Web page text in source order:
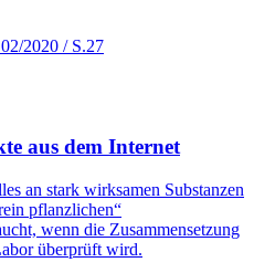
2020 / S.27
aus dem Internet
an stark wirksamen Substanzen
pflanzlichen“
wenn die Zusammensetzung
überprüft wird.